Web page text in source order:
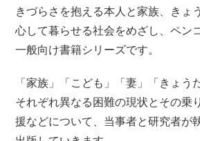
きづらさを抱える本人と家族、きょ
心して暮らせる社会をめざし、ペン
一般向け書籍シリーズです。
「家族」「こども」「妻」「きょう
それぞれ異なる困難の現状とその乗
援などについて、当事者と研究者が